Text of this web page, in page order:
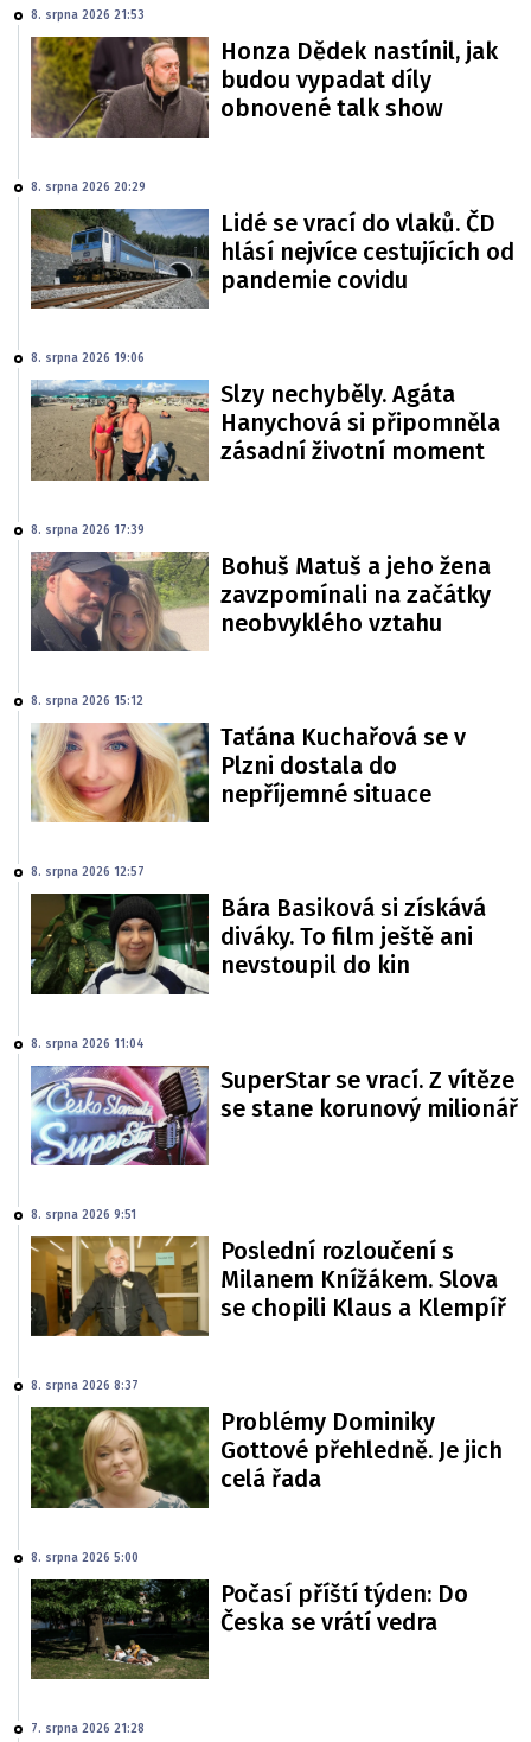
8. srpna 2026 21:53
Honza Dědek nastínil, jak
budou vypadat díly
obnovené talk show
8. srpna 2026 20:29
Lidé se vrací do vlaků. ČD
hlásí nejvíce cestujících od
pandemie covidu
8. srpna 2026 19:06
Slzy nechyběly. Agáta
Hanychová si připomněla
zásadní životní moment
8. srpna 2026 17:39
Bohuš Matuš a jeho žena
zavzpomínali na začátky
neobvyklého vztahu
8. srpna 2026 15:12
Taťána Kuchařová se v
Plzni dostala do
nepříjemné situace
8. srpna 2026 12:57
Bára Basiková si získává
diváky. To film ještě ani
nevstoupil do kin
8. srpna 2026 11:04
SuperStar se vrací. Z vítěze
se stane korunový milionář
8. srpna 2026 9:51
Poslední rozloučení s
Milanem Knížákem. Slova
se chopili Klaus a Klempíř
8. srpna 2026 8:37
Problémy Dominiky
Gottové přehledně. Je jich
celá řada
8. srpna 2026 5:00
Počasí příští týden: Do
Česka se vrátí vedra
7. srpna 2026 21:28